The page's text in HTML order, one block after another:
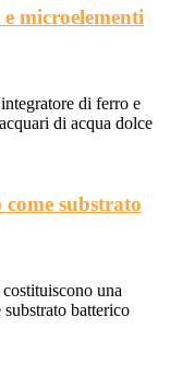
microelementi
di ferro e
di acqua dolce
substrato
una
batterico